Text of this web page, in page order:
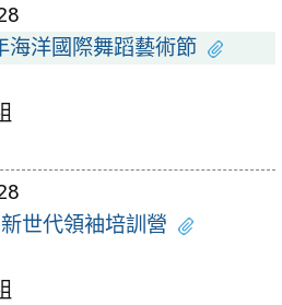
海洋國際舞蹈藝術節
世代領袖培訓營